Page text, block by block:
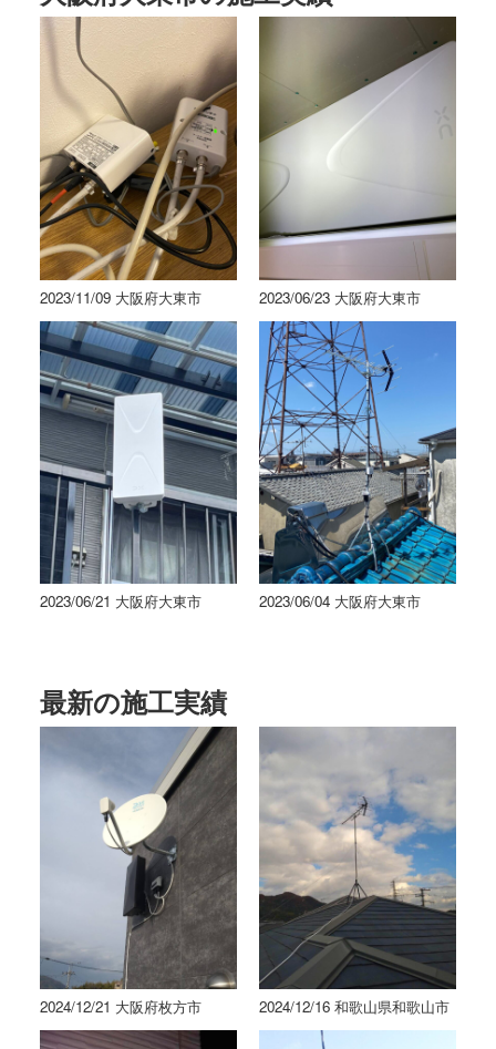
2023/11/09 大阪府大東市 2023/06/23 大阪府大東市
2023/06/21 大阪府大東市 2023/06/04 大阪府大東市
最新の施工実績
2024/12/21 大阪府枚方市 2024/12/16 和歌山県和歌山市